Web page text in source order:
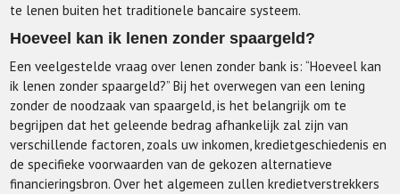
te lenen buiten het traditionele bancaire systeem.
Hoeveel kan ik lenen zonder spaargeld?
Een veelgestelde vraag over lenen zonder bank is: “Hoeveel kan
ik lenen zonder spaargeld?” Bij het overwegen van een lening
zonder de noodzaak van spaargeld, is het belangrijk om te
begrijpen dat het geleende bedrag afhankelijk zal zijn van
verschillende factoren, zoals uw inkomen, kredietgeschiedenis en
de specifieke voorwaarden van de gekozen alternatieve
financieringsbron. Over het algemeen zullen kredietverstrekkers